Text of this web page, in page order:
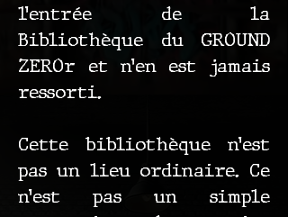
l’entrée de la
Bibliothèque du GROUND
ZEROr et n’en est jamais
ressorti.
Cette bibliothèque n’est
pas un lieu ordinaire. Ce
n’est pas un simple